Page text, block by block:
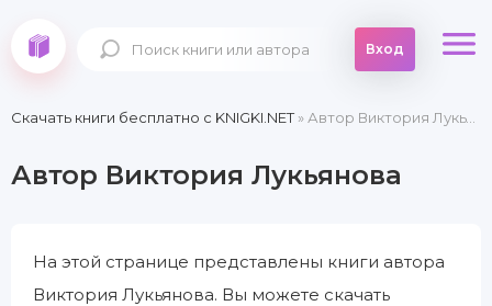
Вход
Скачать книги бесплатно c KNIGKI.NET» Автор Виктория Лукьянова
Автор Виктория Лукьянова
На этой странице представлены книги автора
Виктория Лукьянова. Вы можете скачать